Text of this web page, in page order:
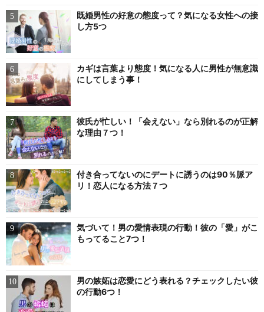
既婚男性の好意の態度って？気になる女性への接
し方5つ
カギは言葉より態度！気になる人に男性が無意識
にしてしまう事！
彼氏が忙しい！「会えない」なら別れるのが正解
な理由７つ！
付き合ってないのにデートに誘うのは90％脈ア
リ！恋人になる方法７つ
気づいて！男の愛情表現の行動！彼の「愛」がこ
もってること7つ！
男の嫉妬は恋愛にどう表れる？チェックしたい彼
の行動6つ！